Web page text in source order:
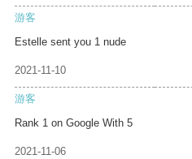
游客
Estelle sent you 1 nude
2021-11-10
游客
Rank 1 on Google With 5
2021-11-06